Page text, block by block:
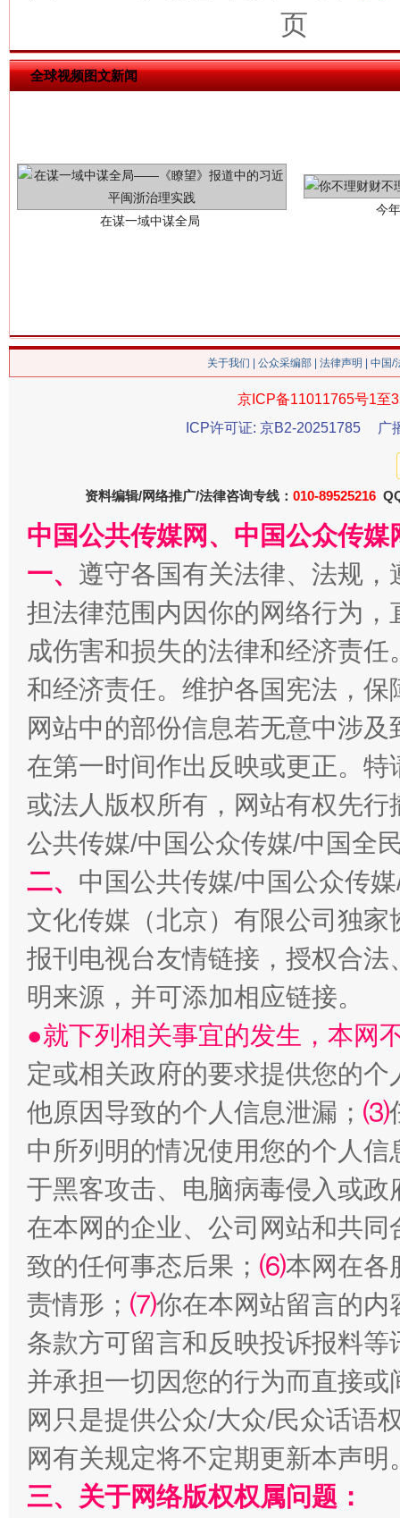
页
全球视频图文新闻
魏明亮
“刷贴”乱象丛生
生
揭批美国五大"原罪" "炒
解纷+调解+退费，一次搞定
站台名比不上好声名
关于我们 公众采编部 法律声明 | 中国
京ICP备11011765号1至
ICP许可证: 京B2-20251785
广
资料编辑/网络推广/法律咨询专线： 010-89525216
中国公共传媒网、中国公众传
一、 遵守各国有关法律、法规
担法律范围内因你的网络行为
成伤害和损失的法律和经济责
和经济责任。维护各国宪法，
网站中的部份信息若无意中涉
在第一时间作出反映或更正。
或法人版权所有，网站有权先
公共传媒/中国公众传媒/中国全
二、 中国公共传媒/中国公众传
文化传媒（北京）有限公司独
报刊电视台友情链接，授权合
明来源，并可添加相应链接。
●就下列相关事宜的发生，本网
定或相关政府的要求提供您的个
他原因导致的个人信息泄漏； ⑶
中所列明的情况使用您的个人
于黑客攻击、电脑病毒侵入或
在本网的企业、公司网站和共
致的任何事态后果； ⑹本网在各
责情形； ⑺你在本网站留言的内
条款方可留言和反映投诉报料
并承担一切因您的行为而直接
网只是提供公众/大众/民众话语
网有关规定将不定期更新本声明
三、关于网络版权权属问题：